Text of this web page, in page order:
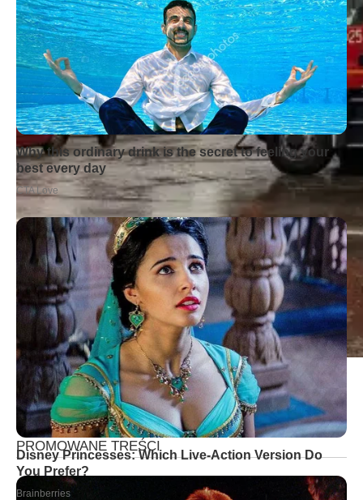
OSP KSRG Szamocin
OSP KSRG Szamocin